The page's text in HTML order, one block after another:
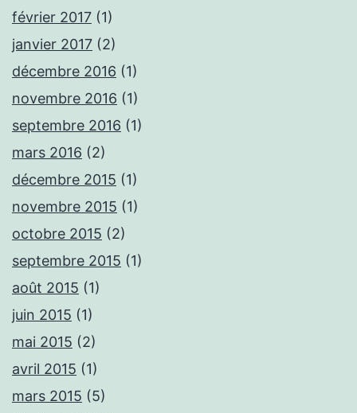
février 2017 (1)
janvier 2017 (2)
décembre 2016 (1)
novembre 2016 (1)
septembre 2016 (1)
mars 2016 (2)
décembre 2015 (1)
novembre 2015 (1)
octobre 2015 (2)
septembre 2015 (1)
août 2015 (1)
juin 2015 (1)
mai 2015 (2)
avril 2015 (1)
mars 2015 (5)